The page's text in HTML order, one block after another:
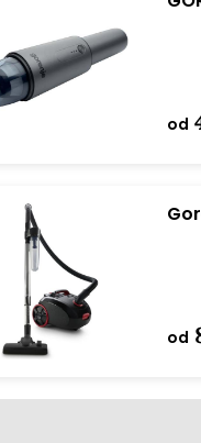
od
od